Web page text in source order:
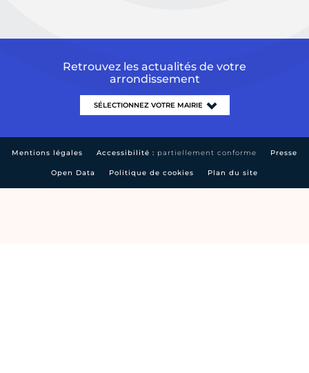
Retrouvez les actualités de votre
arrondissement
Mentions légales Accessibilité : partiellement conforme Presse
Open Data Politique de cookies Plan du site